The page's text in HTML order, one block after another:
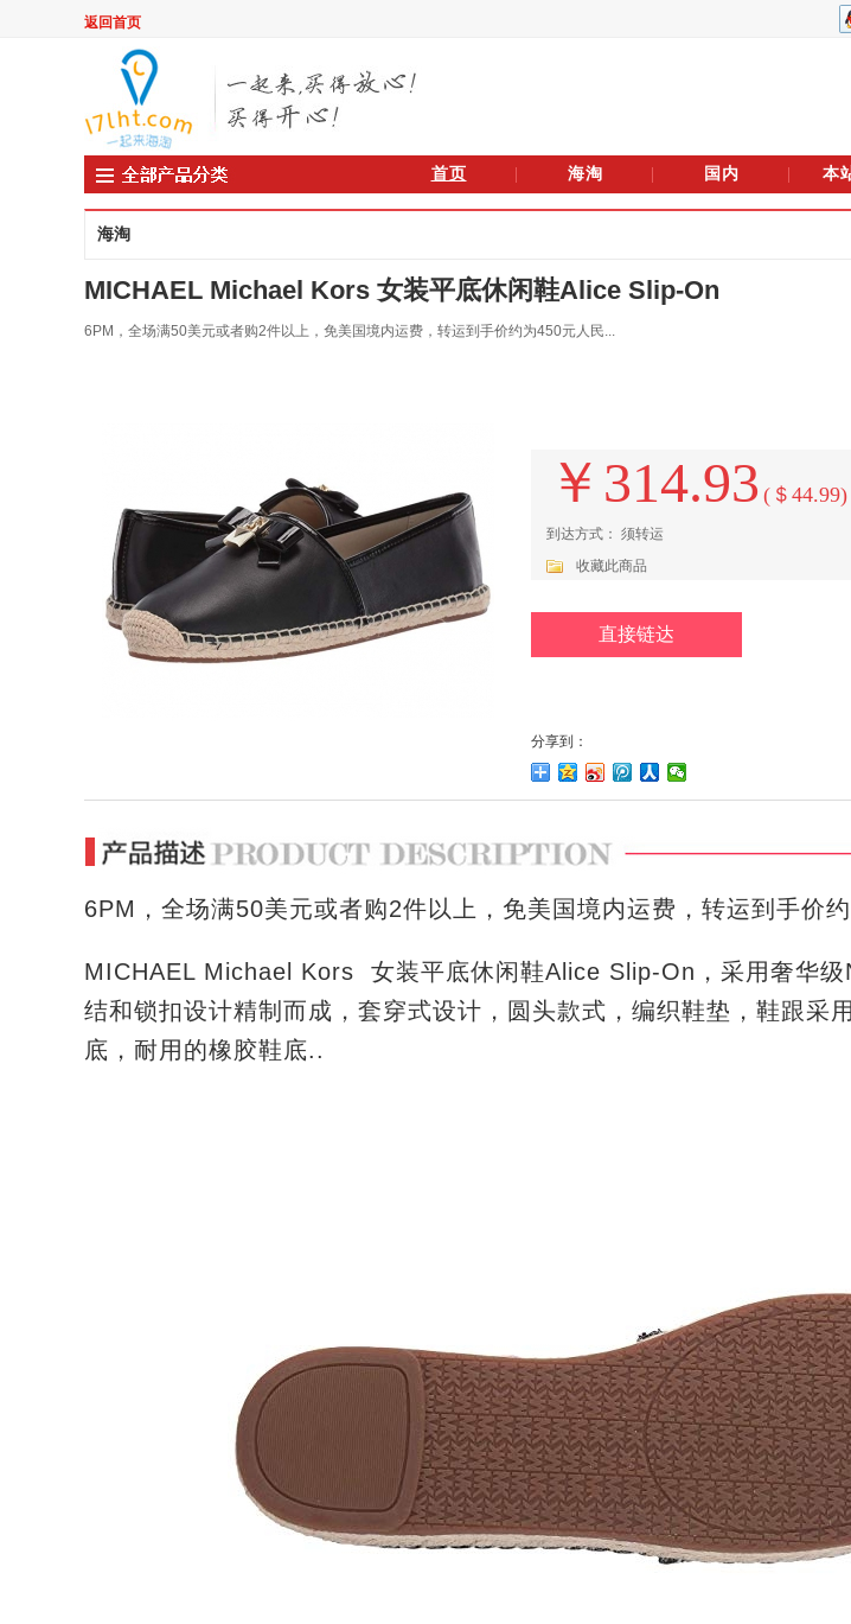
返回首页
首页 海淘 国内 本
海淘
MICHAEL Michael Kors 女装平底休闲鞋Alice Slip-On
6PM，全场满50美元或者购2件以上，免美国境内运费，转运到手价约为450元人民...
￥314.93 (＄44.99)
到达方式： 须转运
收藏此商品
直接链达
分享到：
6PM， 全场满50美元或者购2件以上，免美国境内运费，转运到手价
MICHAEL Michael Kors 女装平底休闲鞋Alice Slip-On，采用奢华级
结和锁扣设计精制而成，套穿式设计，圆头款式，编织鞋垫，鞋跟采
底，耐用的橡胶鞋底..